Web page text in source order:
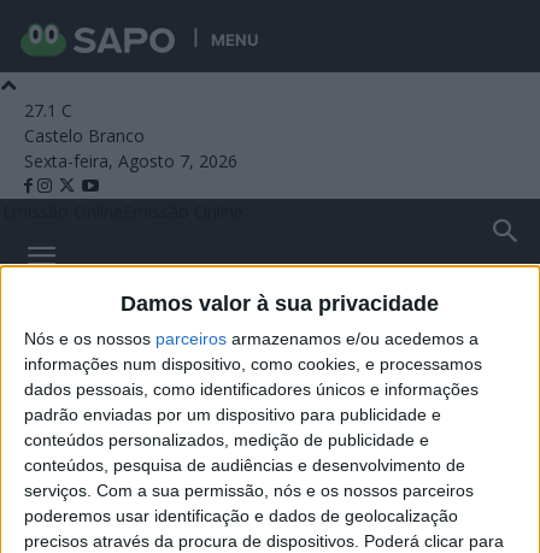
MENU
Damos valor à sua privacidade
Nós e os nossos parceiros armazenamos e/ou acedemos a
informações num dispositivo, como cookies, e processamos
dados pessoais, como identificadores únicos e informações
padrão enviadas por um dispositivo para publicidade e
conteúdos personalizados, medição de publicidade e
conteúdos, pesquisa de audiências e desenvolvimento de
serviços. Com a sua permissão, nós e os nossos parceiros
poderemos usar identificação e dados de geolocalização
precisos através da procura de dispositivos. Poderá clicar para
27.1 C
Castelo Branco
Sexta-feira, Agosto 7, 2026
Entrevista Mike Sebastian – 06-08-2026
Rádio Castelo Branco - 6 de Agosto, 2026
Há praticamente 19 anos que a música marca o ritmo da vida de
Mike Sebastian. Conhecido do público como DJ, Bruno Gonçalves
passou pelas...